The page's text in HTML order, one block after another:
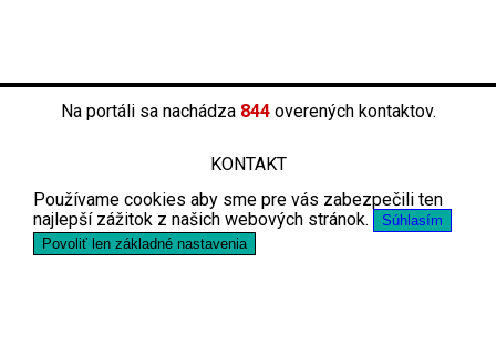
Na portáli sa nachádza 844overených kontaktov.
KONTAKT
Používame cookies aby sme pre vás zabezpečili ten
najlepší zážitok z našich webových stránok.
Súhlasím
Povoliť len základné nastavenia